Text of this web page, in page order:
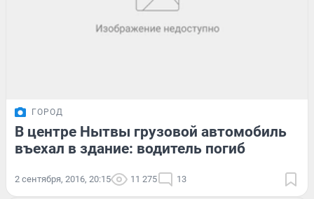
ГОРОД
В центре Нытвы грузовой автомобиль
въехал в здание: водитель погиб
2 сентября, 2016, 20:15 11 275 13